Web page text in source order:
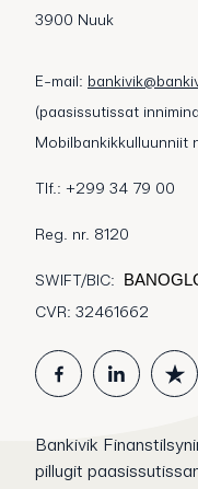
3900 Nuuk
E-mail:
(paasissutissat
Mobilbankikkulluunniit
Tlf.: +299 34 79 00
Reg. nr. 8120
SWIFT/BIC:
CVR: 32461662
Bankivik
pillugit